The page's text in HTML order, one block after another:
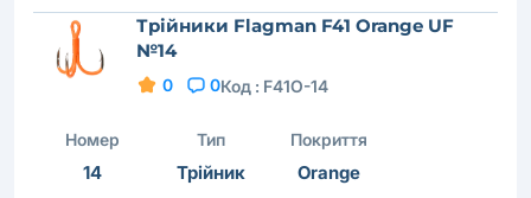
Трійники Flagman F41 Orange UF
№14
0 0Код : F41O-14
Номер
14
Тип
Трійник
Покриття
Orange